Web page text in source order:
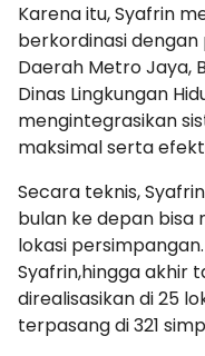
Karena itu, Syafrin
berkordinasi
Daerah Metro Jaya,
Dinas Lingkungan
mengintegrasikan
maksimal serta
Secara teknis,
bulan ke depan bisa
lokasi
Syafrin,hingga akhir
direalisasikan di 25
terpasang di 321